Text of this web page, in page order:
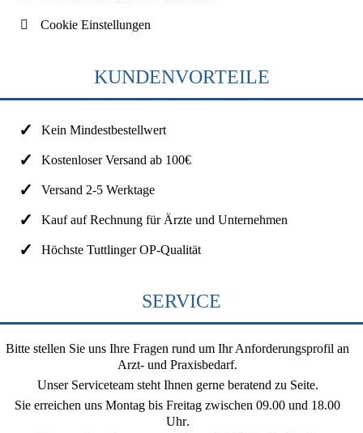
Cookie Einstellungen
KUNDENVORTEILE
Kein Mindestbestellwert
Kostenloser Versand ab 100€
Versand 2-5 Werktage
Kauf auf Rechnung für Ärzte und Unternehmen
Höchste Tuttlinger OP-Qualität
SERVICE
Bitte stellen Sie uns Ihre Fragen rund um Ihr Anforderungsprofil an
Arzt- und Praxisbedarf.
Unser Serviceteam steht Ihnen gerne beratend zu Seite.
Sie erreichen uns Montag bis Freitag zwischen 09.00 und 18.00
Uhr.